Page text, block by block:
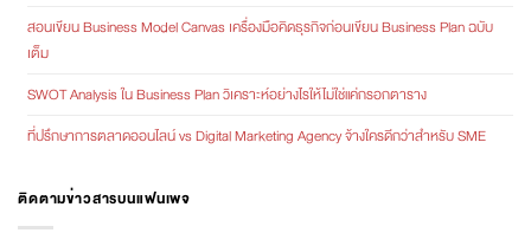
สอนเขียน Business Model Canvas เครื่องมือคิดธุรกิจก่อนเขียน Business Plan ฉบับ
เต็ม
SWOT Analysis ใน Business Plan วิเคราะห์อย่างไรให้ไม่ใช่แค่กรอกตาราง
ที่ปรึกษาการตลาดออนไลน์ vs Digital Marketing Agency จ้างใครดีกว่าสำหรับ SME
ติดตามข่าวสารบนแฟนเพจ